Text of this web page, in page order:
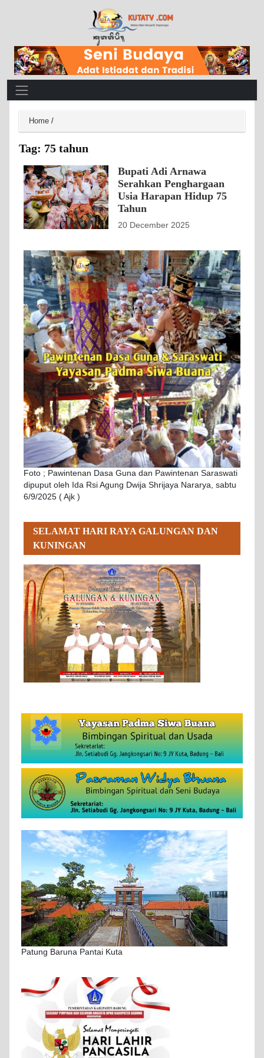
Main Navigation
Home /
Tag: 75 tahun
Bupati Adi Arnawa
Serahkan Penghargaan
Usia Harapan Hidup 75
Tahun
20 December 2025
Foto ; Pawintenan Dasa Guna dan Pawintenan Saraswati
dipuput oleh Ida Rsi Agung Dwija Shrijaya Nararya, sabtu
6/9/2025 ( Ajk )
SELAMAT HARI RAYA GALUNGAN DAN
KUNINGAN
Patung Baruna Pantai Kuta